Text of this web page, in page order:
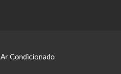
Ar Condicionado